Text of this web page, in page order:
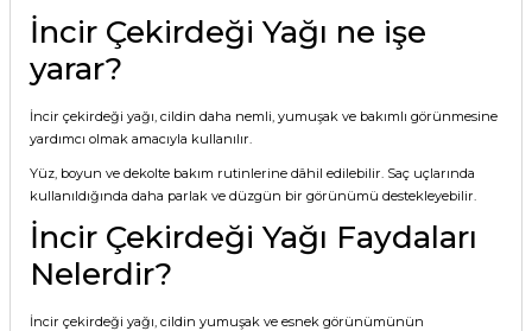
İncir Çekirdeği Yağı ne işe
yarar?
İncir çekirdeği yağı, cildin daha nemli, yumuşak ve bakımlı görünmesine
yardımcı olmak amacıyla kullanılır.
Yüz, boyun ve dekolte bakım rutinlerine dâhil edilebilir. Saç uçlarında
kullanıldığında daha parlak ve düzgün bir görünümü destekleyebilir.
İncir Çekirdeği Yağı Faydaları
Nelerdir?
İncir çekirdeği yağı, cildin yumuşak ve esnek görünümünün